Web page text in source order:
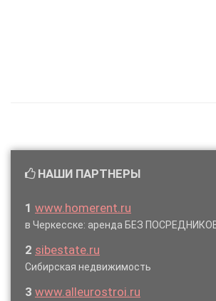
НАШИ ПАРТНЕРЫ
1 www.homerent.ru
в Черкесске: аренда БЕЗ
2 sibestate.ru
Сибирская недвижимость
3 www.alleurostroi.ru